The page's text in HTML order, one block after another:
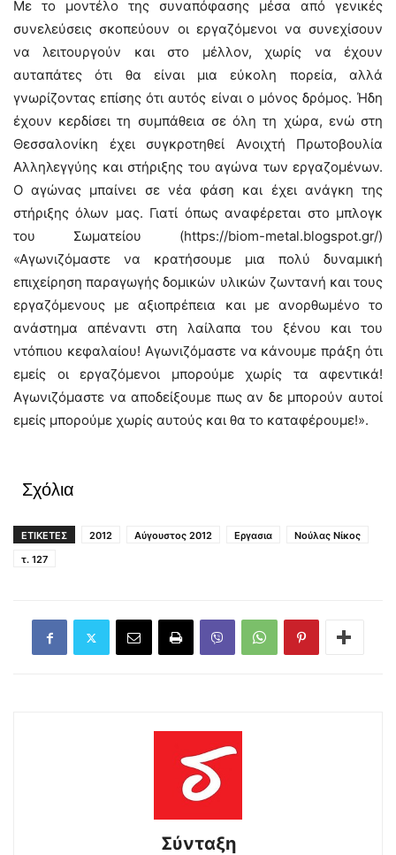
Με το μοντέλο της συναπόφασης μέσα από γενικές
συνελεύσεις σκοπεύουν οι εργαζόμενοι να συνεχίσουν
να λειτουργούν και στο μέλλον, χωρίς να έχουν
αυταπάτες ότι θα είναι μια εύκολη πορεία, αλλά
γνωρίζοντας επίσης ότι αυτός είναι ο μόνος δρόμος. Ήδη
έχουν κερδίσει τη συμπάθεια σε όλη τη χώρα, ενώ στη
Θεσσαλονίκη έχει συγκροτηθεί Ανοιχτή Πρωτοβουλία
Αλληλεγγύης και στήριξης του αγώνα των εργαζομένων.
Ο αγώνας μπαίνει σε νέα φάση και έχει ανάγκη της
στήριξης όλων μας. Γιατί όπως αναφέρεται στο μπλογκ
του Σωματείου (https://biom-metal.blogspot.gr/)
«Αγωνιζόμαστε να κρατήσουμε μια πολύ δυναμική
επιχείρηση παραγωγής δομικών υλικών ζωντανή και τους
εργαζόμενους με αξιοπρέπεια και με ανορθωμένο το
ανάστημα απέναντι στη λαίλαπα του ξένου και του
ντόπιου κεφαλαίου! Αγωνιζόμαστε να κάνουμε πράξη ότι
εμείς οι εργαζόμενοι μπορούμε χωρίς τα αφεντικά!
Αγωνιζόμαστε να αποδείξουμε πως αν δε μπορούν αυτοί
εμείς μπορούμε χωρίς αυτούς και θα το καταφέρουμε!».
Σχόλια
ΕΤΙΚΕΤΕΣ 2012 Αύγουστος 2012 Εργασια
Νούλας Νίκος
τ. 127
Σύνταξη